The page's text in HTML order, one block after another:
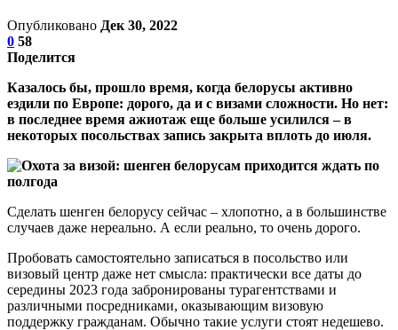
Опубликовано Дек 30, 2022
0 58
Поделится
Казалось бы, прошло время, когда белорусы активно
ездили по Европе: дорого, да и с визами сложности. Но нет:
в последнее время ажиотаж еще больше усилился – в
некоторых посольствах запись закрыта вплоть до июля.
Сделать шенген белорусу сейчас – хлопотно, а в большинстве
случаев даже нереально. А если реально, то очень дорого.
Пробовать самостоятельно записаться в посольство или
визовый центр даже нет смысла: практически все даты до
середины 2023 года забронированы турагентствами и
различными посредниками, оказывающим визовую
поддержку гражданам. Обычно такие услуги стоят недешево.